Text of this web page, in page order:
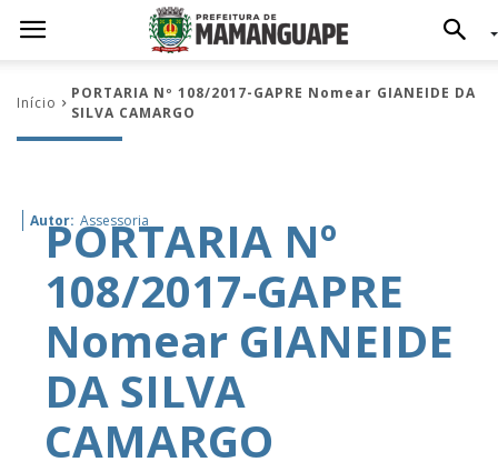
Início
PORTARIA Nº 108/2017-GAPRE Nomear GIANEIDE DA
SILVA CAMARGO
Autor: Assessoria
PORTARIA Nº
108/2017-GAPRE
Nomear GIANEIDE
DA SILVA
CAMARGO